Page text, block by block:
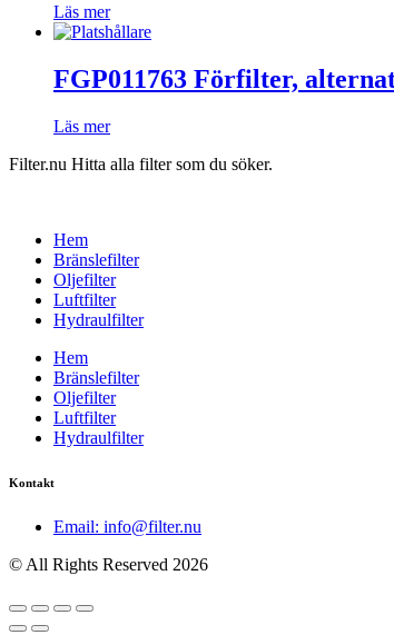
Läs mer
FGP011763 Förfilter,
Läs mer
Filter.nu Hitta alla filter som du söker.
Hem
Bränslefilter
Oljefilter
Luftfilter
Hydraulfilter
Hem
Bränslefilter
Oljefilter
Luftfilter
Hydraulfilter
Kontakt
Email: info@filter.nu
© All Rights Reserved 2026